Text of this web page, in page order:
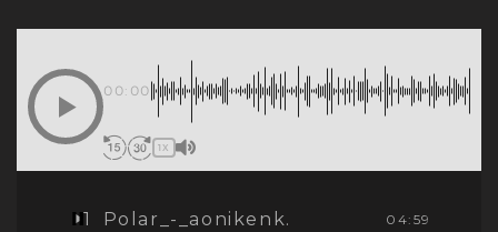
00:00
1X
1 Polar_-_aonikenk. 04:59